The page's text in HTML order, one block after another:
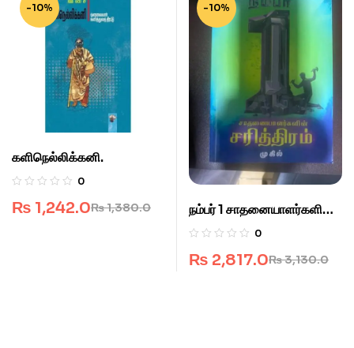
-10%
களிநெல்லிக்கனி.
0
₨1,380.0
₨ 1,242.0
-10%
நம்பர் 1 சாதனையாளர்களின்
சரித்திரம்.
0
₨3,130.0
₨ 2,817.0